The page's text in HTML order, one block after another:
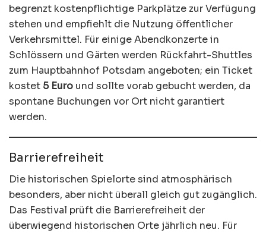
begrenzt kostenpflichtige Parkplätze zur Verfügung
stehen und empfiehlt die Nutzung öffentlicher
Verkehrsmittel. Für einige Abendkonzerte in
Schlössern und Gärten werden Rückfahrt-Shuttles
zum Hauptbahnhof Potsdam angeboten; ein Ticket
kostet 5 Euro und sollte vorab gebucht werden, da
spontane Buchungen vor Ort nicht garantiert
werden.
Barrierefreiheit
Die historischen Spielorte sind atmosphärisch
besonders, aber nicht überall gleich gut zugänglich.
Das Festival prüft die Barrierefreiheit der
überwiegend historischen Orte jährlich neu. Für